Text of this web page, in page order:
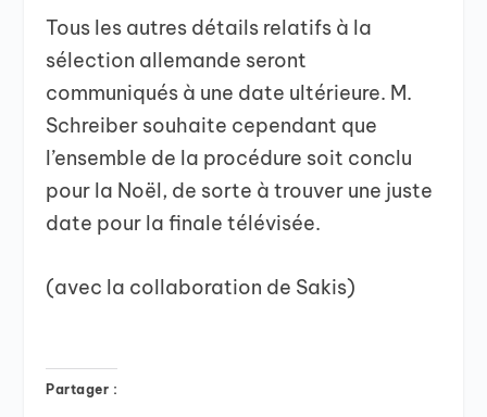
Tous les autres détails relatifs à la
sélection allemande seront
communiqués à une date ultérieure. M.
Schreiber souhaite cependant que
l’ensemble de la procédure soit conclu
pour la Noël, de sorte à trouver une juste
date pour la finale télévisée.
(avec la collaboration de Sakis)
Partager :